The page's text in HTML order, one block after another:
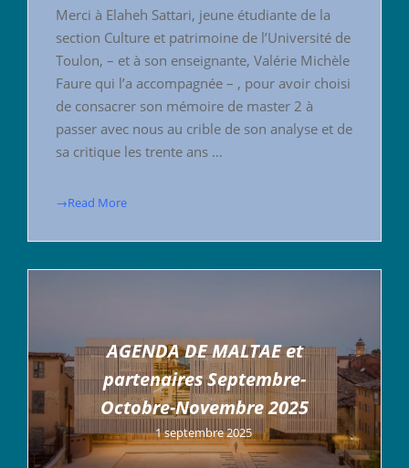
Merci à Elaheh Sattari, jeune étudiante de la
section Culture et patrimoine de l’Université de
Toulon, – et à son enseignante, Valérie Michèle
Faure qui l’a accompagnée – , pour avoir choisi
de consacrer son mémoire de master 2 à
passer avec nous au crible de son analyse et de
sa critique les trente ans …
→Read More
AGENDA DE MALTAE et
partenaires Septembre-
Octobre-Novembre 2025
1 septembre 2025